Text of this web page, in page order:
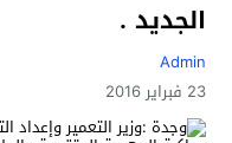
الجديد .
Admin
23 فبراير 2016